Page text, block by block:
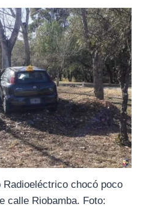
chocó poco
calle Riobamba. Foto: